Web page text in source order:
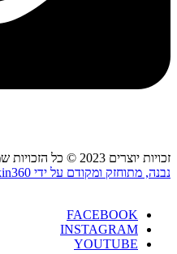
זכויות יוצרים 2023 © כל הזכויות שמורות
נבנה, מתוחזק ומקודם על ידי Clickin360
FACEBOOK
INSTAGRAM
YOUTUBE